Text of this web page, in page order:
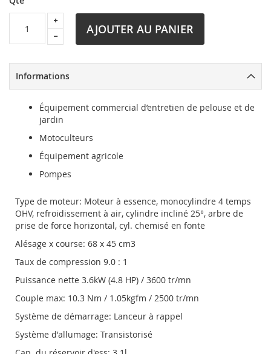
AJOUTER AU PANIER
Informations
Équipement commercial d’entretien de pelouse et de
jardin
Motoculteurs
Équipement agricole
Pompes
Type de moteur: Moteur à essence, monocylindre 4 temps
OHV, refroidissement à air, cylindre incliné 25°, arbre de
prise de force horizontal, cyl. chemisé en fonte
Alésage x course: 68 x 45 cm3
Taux de compression 9.0 : 1
Puissance nette 3.6kW (4.8 HP) / 3600 tr/mn
Couple max: 10.3 Nm / 1.05kgfm / 2500 tr/mn
Système de démarrage: Lanceur à rappel
Système d'allumage: Transistorisé